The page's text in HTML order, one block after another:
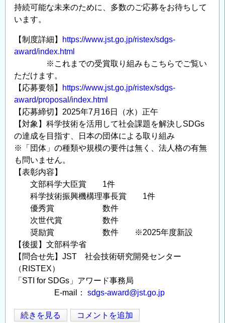
持続可能な未来のために、多数のご応募をお待ちして
います。
【制度詳細】
https://www.jst.go.jp/ristex/sdgs-
award/index.html
※これまでの受賞取り組みもこちらでご覧い
ただけます。
【応募要領】
https://www.jst.go.jp/ristex/sdgs-
award/proposal/index.html
【応募締切】2025年7月16日（水）正午
【対象】科学技術を活用して社会課題を解決しSDGs
の達成を目指す、日本の団体による取り組み
※「団体」の種類や規模の要件は無く、法人格の有無
も問いません。
【表彰内容】
文部科学大臣賞 1件
科学技術振興機構理事長賞 1件
優秀賞 数件
次世代賞 数件
奨励賞 数件 ※2025年度新設
【後援】文部科学省
【問合せ先】JST 社会技術研究開発センター
（RISTEX）
「STI for SDGs」アワード事務局
E-mail： sdgs-award@jst.go.jp
2025
続きを見る コメントを追加